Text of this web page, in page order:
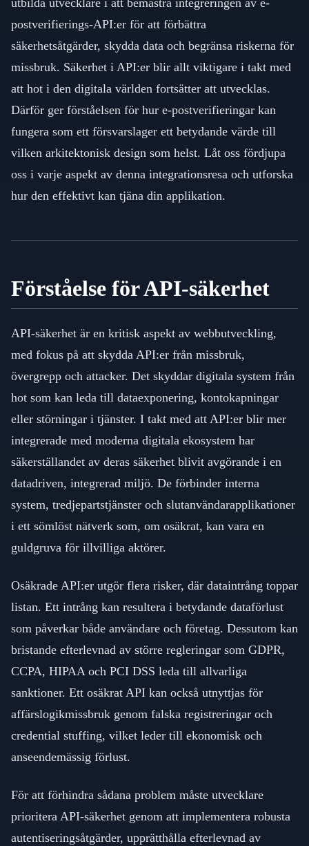
utbilda utvecklare i att bemästra integreringen av e-
postverifierings-API:er för att förbättra
säkerhetsåtgärder, skydda data och begränsa riskerna för
missbruk. Säkerhet i API:er blir allt viktigare i takt med
att hot i den digitala världen fortsätter att utvecklas.
Därför ger förståelsen för hur e-postverifieringar kan
fungera som ett försvarslager ett betydande värde till
vilken arkitektonisk design som helst. Låt oss fördjupa
oss i varje aspekt av denna integrationsresa och utforska
hur den effektivt kan tjäna din applikation.
Förståelse för API-säkerhet
API-säkerhet är en kritisk aspekt av webbutveckling,
med fokus på att skydda API:er från missbruk,
övergrepp och attacker. Det skyddar digitala system från
hot som kan leda till dataexponering, kontokapningar
eller störningar i tjänster. I takt med att API:er blir mer
integrerade med moderna digitala ekosystem har
säkerställandet av deras säkerhet blivit avgörande i en
datadriven, integrerad miljö. De förbinder interna
system, tredjepartstjänster och slutanvändarapplikationer
i ett sömlöst nätverk som, om osäkrat, kan vara en
guldgruva för illvilliga aktörer.
Osäkrade API:er utgör flera risker, där dataintrång toppar
listan. Ett intrång kan resultera i betydande dataförlust
som påverkar både användare och företag. Dessutom kan
bristande efterlevnad av större regleringar som GDPR,
CCPA, HIPAA och PCI DSS leda till allvarliga
sanktioner. Ett osäkrat API kan också utnyttjas för
affärslogikmissbruk genom falska registreringar och
credential stuffing, vilket leder till ekonomisk och
anseendemässig förlust.
För att förhindra sådana problem måste utvecklare
prioritera API-säkerhet genom att implementera robusta
autentiseringsåtgärder, upprätthålla efterlevnad av